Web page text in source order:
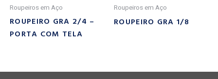
Roupeiros em Aço
ROUPEIRO GRA 2/4 –
PORTA COM TELA
Roupeiros em Aço
ROUPEIRO GRA 1/8